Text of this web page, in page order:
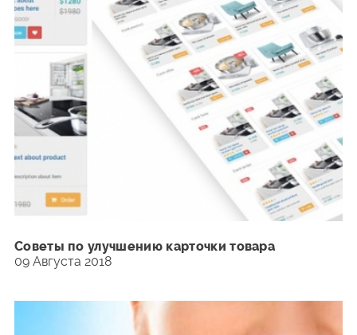
Советы по улучшению карточки товара
09 Августа 2018